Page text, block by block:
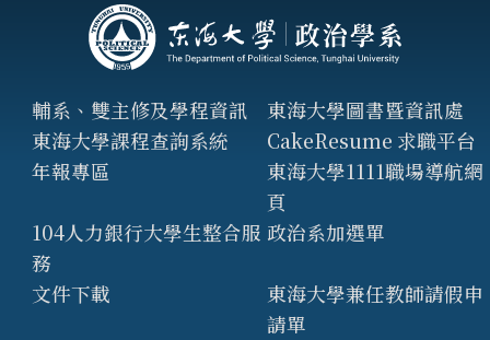
輔系、雙主修及學程資訊
東海大學圖書暨資訊處
東海大學課程查詢系統
CakeResume 求職平台
年報專區
東海大學1111職場導航網
頁
104人力銀行大學生整合服
務
政治系加選單
文件下載
東海大學兼任教師請假申
請單